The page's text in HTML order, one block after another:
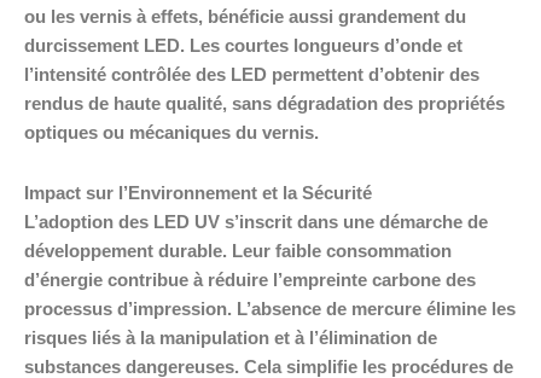
ou les vernis à effets, bénéficie aussi grandement du
durcissement LED. Les courtes longueurs d’onde et
l’intensité contrôlée des LED permettent d’obtenir des
rendus de haute qualité, sans dégradation des propriétés
optiques ou mécaniques du vernis.
Impact sur l’Environnement et la Sécurité
L’adoption des LED UV s’inscrit dans une démarche de
développement durable. Leur faible consommation
d’énergie contribue à réduire l’empreinte carbone des
processus d’impression. L’absence de mercure élimine les
risques liés à la manipulation et à l’élimination de
substances dangereuses. Cela simplifie les procédures de